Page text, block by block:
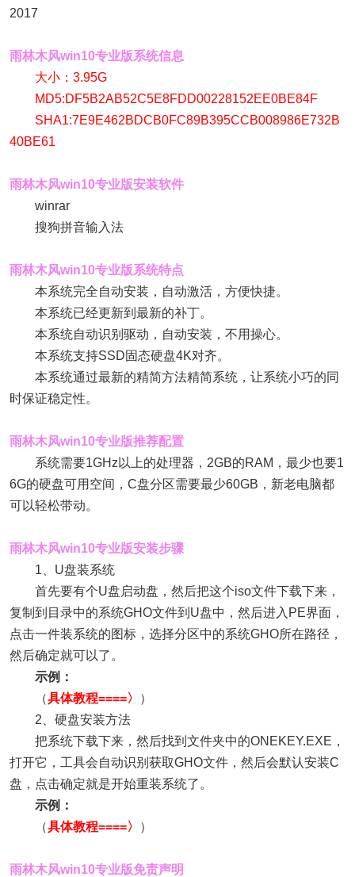
2017
雨林木风win10专业版系统信息
大小：3.95G
MD5:DF5B2AB52C5E8FDD00228152EE0BE84F
SHA1:7E9E462BDCB0FC89B395CCB008986E732B
40BE61
雨林木风win10专业版安装软件
winrar
搜狗拼音输入法
雨林木风win10专业版系统特点
本系统完全自动安装，自动激活，方便快捷。
本系统已经更新到最新的补丁。
本系统自动识别驱动，自动安装，不用操心。
本系统支持SSD固态硬盘4K对齐。
本系统通过最新的精简方法精简系统，让系统小巧的同
时保证稳定性。
雨林木风win10专业版推荐配置
系统需要1GHz以上的处理器，2GB的RAM，最少也要1
6G的硬盘可用空间，C盘分区需要最少60GB，新老电脑都
可以轻松带动。
雨林木风win10专业版安装步骤
1、U盘装系统
首先要有个U盘启动盘，然后把这个iso文件下载下来，
复制到目录中的系统GHO文件到U盘中，然后进入PE界面，
点击一件装系统的图标，选择分区中的系统GHO所在路径，
然后确定就可以了。
示例：
（具体教程====〉
）
2、硬盘安装方法
把系统下载下来，然后找到文件夹中的ONEKEY.EXE，
打开它，工具会自动识别获取GHO文件，然后会默认安装C
盘，点击确定就是开始重装系统了。
示例：
（具体教程====〉 ）
雨林木风win10专业版免责声明